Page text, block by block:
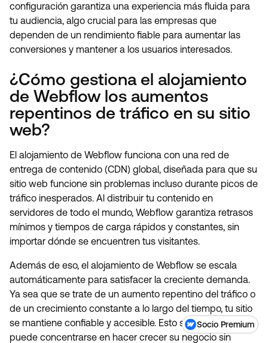
Socio Premium
configuración garantiza una experiencia más fluida para
tu audiencia, algo crucial para las empresas que
dependen de un rendimiento fiable para aumentar las
conversiones y mantener a los usuarios interesados.
¿Cómo gestiona el alojamiento
de Webflow los aumentos
repentinos de tráfico en su sitio
web?
El alojamiento de Webflow funciona con una red de
entrega de contenido (CDN) global, diseñada para que su
sitio web funcione sin problemas incluso durante picos de
tráfico inesperados. Al distribuir tu contenido en
servidores de todo el mundo, Webflow garantiza retrasos
mínimos y tiempos de carga rápidos y constantes, sin
importar dónde se encuentren tus visitantes.
Además de eso, el alojamiento de Webflow se escala
automáticamente para satisfacer la creciente demanda.
Ya sea que se trate de un aumento repentino del tráfico o
de un crecimiento constante a lo largo del tiempo, tu sitio
se mantiene confiable y accesible. Esto significa que
puede concentrarse en hacer crecer su negocio sin